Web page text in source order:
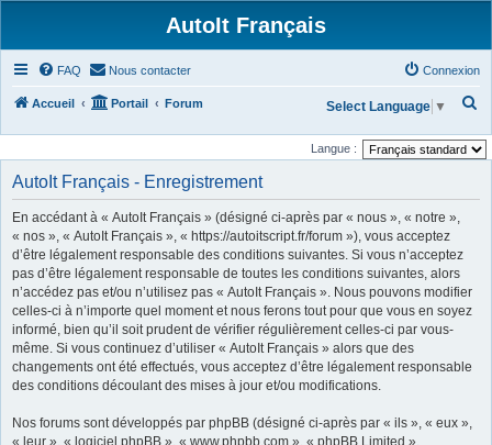
AutoIt Français
FAQ Nous contacter Connexion
Accueil Portail Forum
c
Select Language ▼
Langue :
AutoIt Français - Enregistrement
En accédant à « AutoIt Français » (désigné ci-après par « nous », « notre »,
« nos », « AutoIt Français », « https://autoitscript.fr/forum »), vous acceptez
d’être légalement responsable des conditions suivantes. Si vous n’acceptez
pas d’être légalement responsable de toutes les conditions suivantes, alors
n’accédez pas et/ou n’utilisez pas « AutoIt Français ». Nous pouvons modifier
celles-ci à n’importe quel moment et nous ferons tout pour que vous en soyez
informé, bien qu’il soit prudent de vérifier régulièrement celles-ci par vous-
même. Si vous continuez d’utiliser « AutoIt Français » alors que des
changements ont été effectués, vous acceptez d’être légalement responsable
des conditions découlant des mises à jour et/ou modifications.
Nos forums sont développés par phpBB (désigné ci-après par « ils », « eux »,
« leur », « logiciel phpBB », « www.phpbb.com », « phpBB Limited »,